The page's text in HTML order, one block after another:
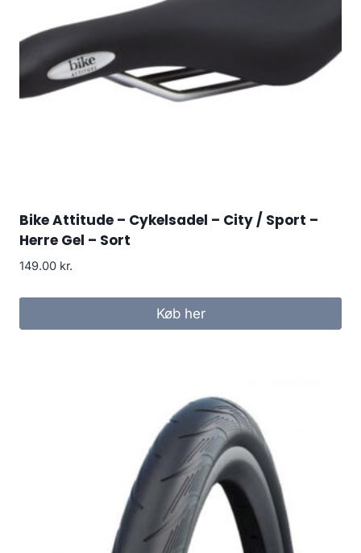
Bike Attitude – Cykelsadel – City / Sport –
Herre Gel – Sort
149.00 kr.
Køb her